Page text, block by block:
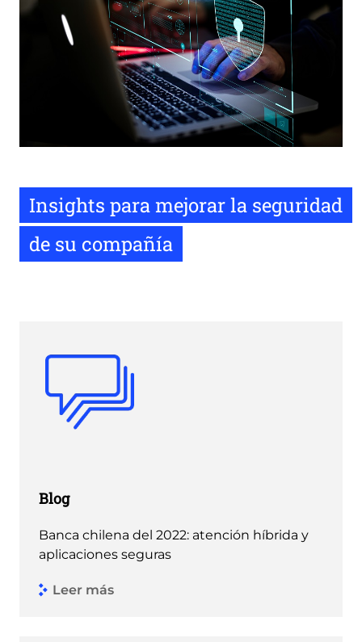
Insights para mejorar la seguridad
de su compañía
Blog
Banca chilena del 2022: atención híbrida y
aplicaciones seguras
Leer más